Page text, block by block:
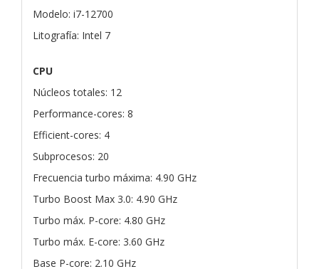
Modelo: i7-12700
Litografía: Intel 7
CPU
Núcleos totales: 12
Performance-cores: 8
Efficient-cores: 4
Subprocesos: 20
Frecuencia turbo máxima: 4.90 GHz
Turbo Boost Max 3.0: 4.90 GHz
Turbo máx. P-core: 4.80 GHz
Turbo máx. E-core: 3.60 GHz
Base P-core: 2.10 GHz